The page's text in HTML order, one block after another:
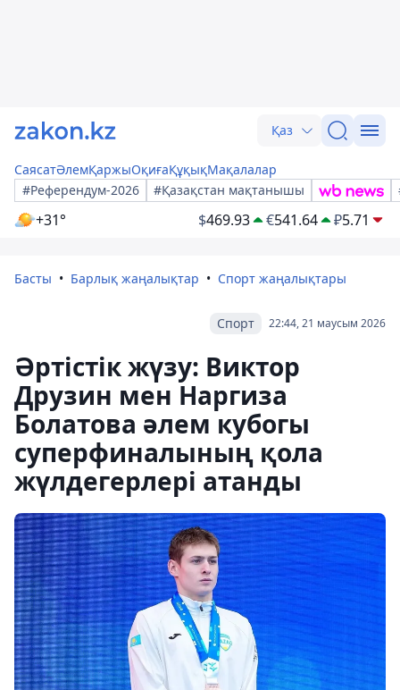
Қаз
СаясатӘлемҚаржыОқиғаҚұқықМақалалар
#Референдум-2026
#Қазақстан мақтанышы
+31° $469.93 €541.64 ₽5.71
Басты Барлық жаңалықтар Спорт жаңалықтары
22:44, 21 маусым 2026
Спорт
Әртістік жүзу: Виктор
Друзин мен Наргиза
Болатова әлем кубогы
суперфиналының қола
жүлдегерлері атанды